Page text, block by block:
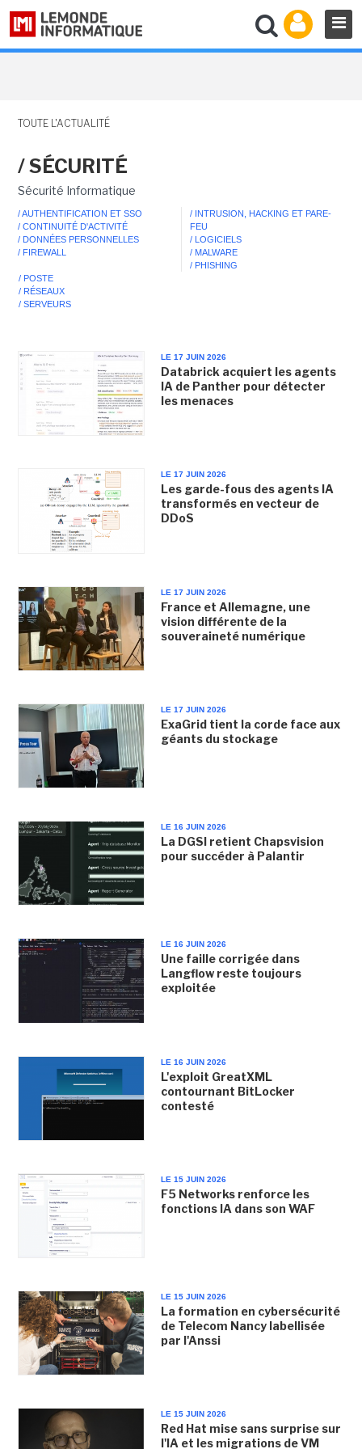
TOUTE L'ACTUALITÉ
/ SÉCURITÉ
Sécurité Informatique
/ AUTHENTIFICATION ET SSO
/ CONTINUITÉ D'ACTIVITÉ
/ DONNÉES PERSONNELLES
/ FIREWALL
/ INTRUSION, HACKING ET PARE-
FEU
/ LOGICIELS
/ MALWARE
/ PHISHING
/ POSTE
/ RÉSEAUX
/ SERVEURS
LE 17 JUIN 2026
Databrick acquiert les agents
IA de Panther pour détecter
les menaces
LE 17 JUIN 2026
Les garde-fous des agents IA
transformés en vecteur de
DDoS
LE 17 JUIN 2026
France et Allemagne, une
vision différente de la
souveraineté numérique
LE 17 JUIN 2026
ExaGrid tient la corde face aux
géants du stockage
LE 16 JUIN 2026
La DGSI retient Chapsvision
pour succéder à Palantir
LE 16 JUIN 2026
Une faille corrigée dans
Langflow reste toujours
exploitée
LE 16 JUIN 2026
L'exploit GreatXML
contournant BitLocker
contesté
LE 15 JUIN 2026
F5 Networks renforce les
fonctions IA dans son WAF
LE 15 JUIN 2026
La formation en cybersécurité
de Telecom Nancy labellisée
par l'Anssi
LE 15 JUIN 2026
Red Hat mise sans surprise sur
l'IA et les migrations de VM